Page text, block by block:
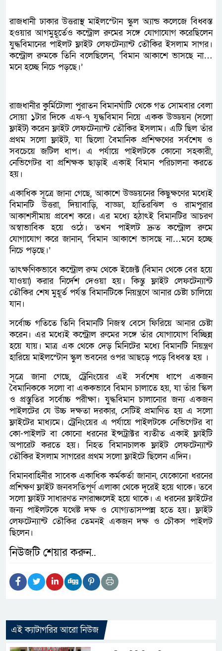
রাজধানী ঢাকার উত্তরাস্থ মাইলস্টোন স্কুল অ্যান্ড কলেজে বিধ্বস্ত
হওয়ার আগমুহূর্তেও কন্ট্রোল রুমের সঙ্গে যোগাযোগ করেছিলেন
যুদ্ধবিমানের পাইলট ফ্লাইট লেফটেন্যান্ট তৌকির ইসলাম সাগর।
কন্ট্রোল রুমকে তিনি বলেছিলেন, ‘বিমান আকাশে ভাসছে না…
মনে হচ্ছে নিচে পড়ছে।’
রাজধানীর কুর্মিটোলা পুরাতন বিমানঘাঁটি থেকে গত সোমবার বেলা
সোয়া ১টার দিকে এফ-৭ যুদ্ধবিমান নিয়ে একক উড্ডয়ন (সলো
ফ্লাইট) করেন ফ্লাইট লেফটেন্যান্ট তৌকির ইসলাম। এটি ছিল তাঁর
প্রথম সলো ফ্লাইট, যা ছিলো বৈমানিক প্রশিক্ষণের সর্বশেষ ও
সবচেয়ে জটিল ধাপ। এ পর্যায়ে পাইলটকে কোনো সহকারী,
নেভিগেটর বা প্রশিক্ষক ছাড়াই একাই বিমান পরিচালনা করতে
হয়।
একাধিক সূত্রে জানা গেছে, আকাশে উড্ডয়নের কিছুক্ষণের মধ্যেই
বিমানটি উত্তরা, দিয়াবাড়ি, বাড্ডা, হাতিরঝিল ও রামপুরার
আকাশসীমায় প্রবেশ করে। এর মধ্যে হঠাৎই বিমানটির আচরণ
অস্বাভাবিক হয়ে ওঠে। তখন পাইলট দ্রুত কন্ট্রোল রুমে
যোগাযোগ করে জানান, ‘বিমান আকাশে ভাসছে না…মনে হচ্ছে
নিচে পড়ছে।’
তাৎক্ষণিকভাবে কন্ট্রোল রুম থেকে ইজেক্ট (বিমান থেকে বের হয়ে
যাওয়া) করার নির্দেশ দেওয়া হয়। কিন্তু ফ্লাইট লেফটেন্যান্ট
তৌকির শেষ মুহূর্ত পর্যন্ত বিমানটিকে নিয়ন্ত্রণে আনার চেষ্টা চালিয়ে
যান।
সর্বোচ্চ গতিতে তিনি বিমানটি নিজস্ব বেসে ফিরিয়ে আনার চেষ্টা
করেন। এর মধ্যেই কন্ট্রোল রুমের সঙ্গে তাঁর যোগাযোগ বিচ্ছিন্ন
হয়ে যায়। মাত্র এক থেকে দেড় মিনিটের মধ্যে বিমানটি নিয়ন্ত্রণ
হারিয়ে মাইলস্টোন স্কুল ভবনের ওপর আছড়ে পড়ে বিধ্বস্ত হয় ।
সূত্রে জানা গেছে, ট্রেনিংয়ের এই সর্বশেষ ধাপে একজন
বৈমানিককে সলো বা এককভাবে বিমান চালাতে হয়, যা তাঁর স্কিল
ও প্রস্তুতির সর্বোচ্চ পরীক্ষা। যুদ্ধবিমান চালানোর জন্য একজন
পাইলটের যে উচ্চ দক্ষতা দরকার, সেটিই প্রমাণিত হয় এ সলো
ফ্লাইটের মাধ্যমে। ট্রেনিংয়ের এ পর্যায়ে পাইলটকে নেভিগেটর বা
কো-পাইলট বা কোনো ধরনের ইন্সট্রাক্টর ব্যতীত একাই ফ্লাইটি
অপারেট করতে হয়। নিহত বিমানচালক ফ্লাইট লেফটেন্যান্ট
তৌকির ইসলাম সাগরের প্রথম সলো ফ্লাইটে ছিলেন এদিন।
বিমানবাহিনীর সাবেক একাধিক কর্মকর্তা জানান, যেকোনো ধরনের
প্রশিক্ষণ ফ্লাইট জনবসতিপূর্ণ এলাকা থেকে দূরেই হয়ে থাকে। তবে
সলো ফ্লাইট সাধারণত নগরাঞ্চলেই হয়ে থাকে। এ ধরনের ফ্লাইটের
জন্য পাইলটকে যথেষ্ট দক্ষ ও যোগ্যতাসম্পন্ন হতে হয়। ফ্লাইট
লেফটেন্যান্ট তৌকির তেমনই একজন দক্ষ ও চৌকস পাইলট
ছিলেন।
নিউজটি শেয়ার করুন..
এই ক্যাটাগরির আরো নিউজ